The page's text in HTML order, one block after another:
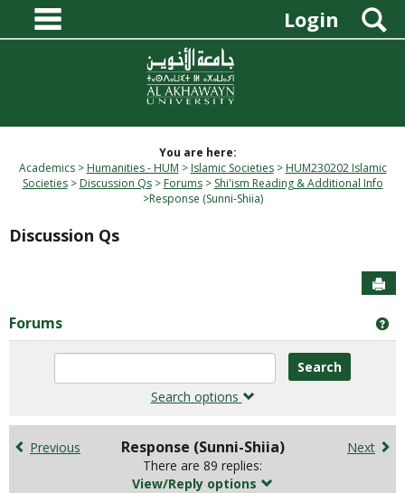
content
Login
You are here:
Academics
Humanities - HUM Islamic Societies
HUM230202 Islamic
Societies
Discussion Qs Forums
Shi'ism Reading & Additional Info
Response (Sunni-Shiia)
Discussion Qs
Forums
Enter
to
for
in
Search options
Previous Response (Sunni-Shiia)
There are 89 replies:
View/Reply options
Next